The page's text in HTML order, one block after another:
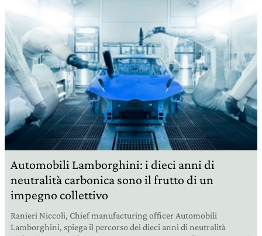
Automobili Lamborghini: i dieci anni di
neutralità carbonica sono il frutto di un
impegno collettivo
Ranieri Niccoli, Chief manufacturing officer Automobili
Lamborghini, spiega il percorso dei dieci anni di neutralità